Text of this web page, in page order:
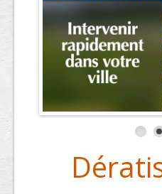
Contact et devis